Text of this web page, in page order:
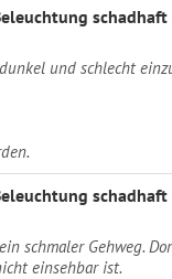
schadhaft
und schlecht
schadhaft
schmaler Gehweg.
einsehbar ist.